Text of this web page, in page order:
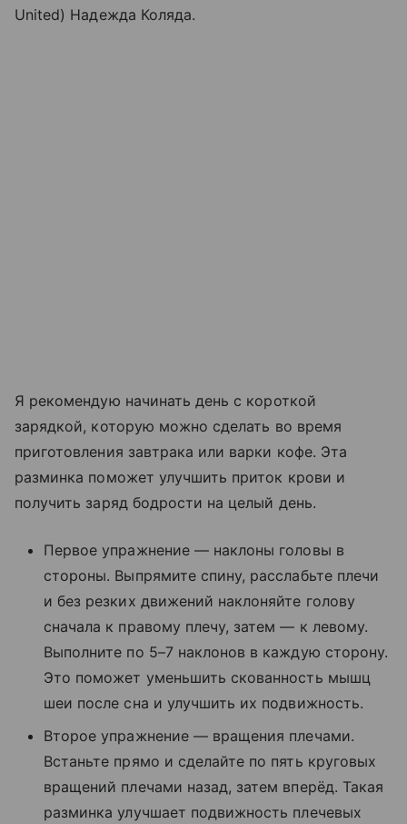
United) Надежда Коляда.
Я рекомендую начинать день с короткой
зарядкой, которую можно сделать во время
приготовления завтрака или варки кофе. Эта
разминка поможет улучшить приток крови и
получить заряд бодрости на целый день.
Первое упражнение — наклоны головы в
стороны. Выпрямите спину, расслабьте плечи
и без резких движений наклоняйте голову
сначала к правому плечу, затем — к левому.
Выполните по 5–7 наклонов в каждую сторону.
Это поможет уменьшить скованность мышц
шеи после сна и улучшить их подвижность.
Второе упражнение — вращения плечами.
Встаньте прямо и сделайте по пять круговых
вращений плечами назад, затем вперёд. Такая
разминка улучшает подвижность плечевых